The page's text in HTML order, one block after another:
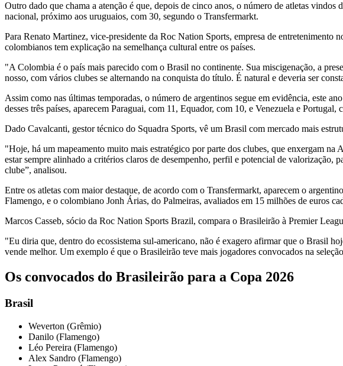
Outro dado que chama a atenção é que, depois de cinco anos, o número de atletas
nacional, próximo aos uruguaios, com 30, segundo o Transfermarkt.
Para Renato Martinez, vice-presidente da Roc Nation Sports, empresa de entretenimento
colombianos tem explicação na semelhança cultural entre os países.
"A Colombia é o país mais parecido com o Brasil no continente. Sua miscigenação, a
nosso, com vários clubes se alternando na conquista do título. É natural e deveria ser
Assim como nas últimas temporadas, o número de argentinos segue em evidência, este
desses três países, aparecem Paraguai, com 11, Equador, com 10, e Venezuela e Portugal,
Dado Cavalcanti, gestor técnico do Squadra Sports, vê um Brasil com mercado mais
"Hoje, há um mapeamento muito mais estratégico por parte dos clubes, que enxergam
estar sempre alinhado a critérios claros de desempenho, perfil e potencial de valorização,
clube”, analisou.
Entre os atletas com maior destaque, de acordo com o Transfermarkt, aparecem o
Flamengo, e o colombiano Jonh Árias, do Palmeiras, avaliados em 15 milhões de euros
Marcos Casseb, sócio da Roc Nation Sports Brazil, compara o Brasileirão à Premier
"Eu diria que, dentro do ecossistema sul-americano, não é exagero afirmar que o Brasil
vende melhor. Um exemplo é que o Brasileirão teve mais jogadores convocados na
Os convocados do Brasileirão para a Copa 2026
Brasil
Weverton (Grêmio)
Danilo (Flamengo)
Léo Pereira (Flamengo)
Alex Sandro (Flamengo)